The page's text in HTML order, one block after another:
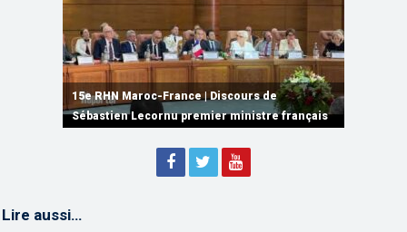
15e RHN Maroc-France | Signature de
plusieurs accords de coopération et de
partenariat
15e RHN Maroc-France | Discours de
Sébastien Lecornu premier ministre français
15e Réunion de Haut Niveau Maroc-France |
Discours de M. Aziz Akhannouch
Lire aussi…